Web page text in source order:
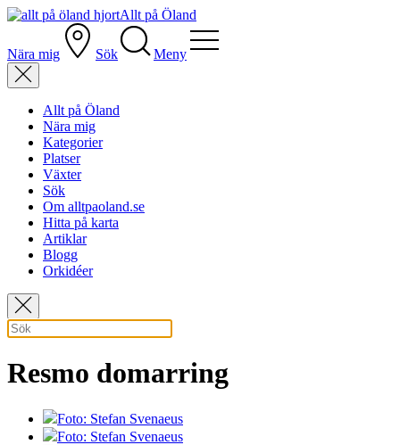
Allt på Öland
Nära mig Sök Meny
Allt på Öland
Nära mig
Kategorier
Platser
Växter
Sök
Om alltpaoland.se
Hitta på karta
Artiklar
Blogg
Orkidéer
Resmo domarring
Foto: Stefan Svenaeus
Foto: Stefan Svenaeus